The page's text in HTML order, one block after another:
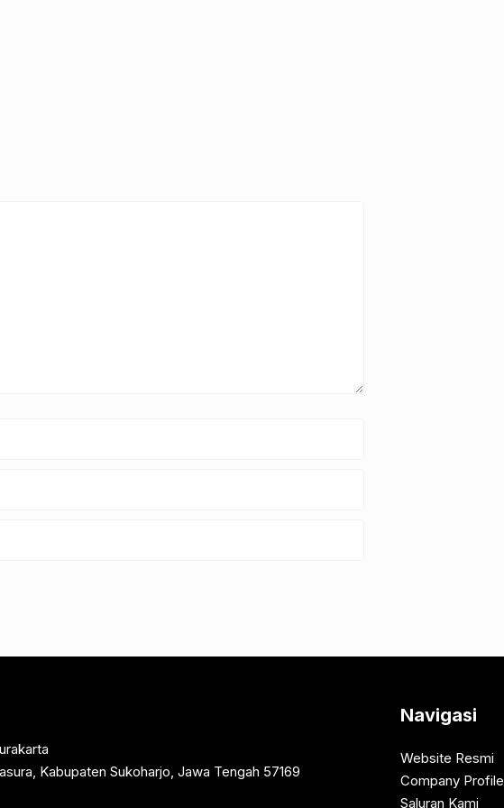
Kabupaten Sukoharjo, Jawa Tengah 57169
Navigasi
Website Resmi
Company Profile
Saluran Kami